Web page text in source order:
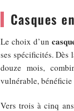
Casques
Le choix d’un
ses spécificités. Dès
douze mois,
vulnérable, bénéficie
Vers trois à cinq